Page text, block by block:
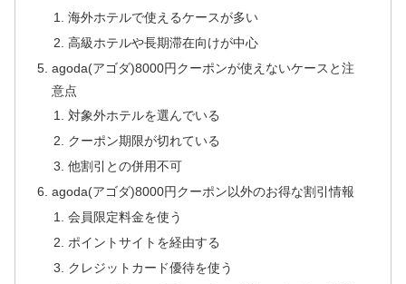
海外ホテルで使えるケースが多い
高級ホテルや長期滞在向けが中心
agoda(アゴダ)8000円クーポンが使えないケースと注
意点
対象外ホテルを選んでいる
クーポン期限が切れている
他割引との併用不可
agoda(アゴダ)8000円クーポン以外のお得な割引情報
会員限定料金を使う
ポイントサイトを経由する
クレジットカード優待を使う